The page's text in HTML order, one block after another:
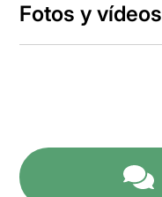
Fotos y vídeos